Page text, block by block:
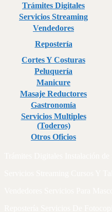
Trámites Digitales
Servicios Streaming
Vendedores
Repostería
Cortes Y Costuras
Peluquería
Manicure
Masaje Reductores
Gastronomía
Servicios Multiples
(Toderos)
Otros Oficios